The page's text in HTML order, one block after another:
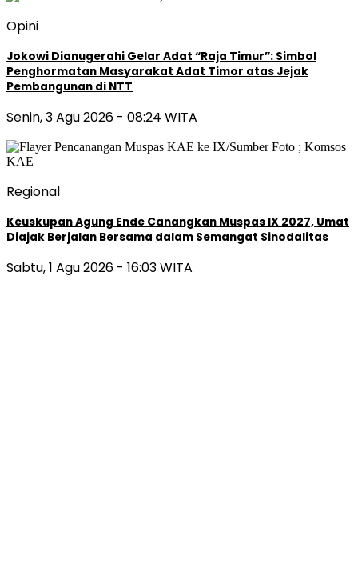
Opini
Jokowi Dianugerahi Gelar Adat “Raja Timur”: Simbol
Penghormatan Masyarakat Adat Timor atas Jejak
Pembangunan di NTT
Senin, 3 Agu 2026 - 08:24 WITA
Regional
Keuskupan Agung Ende Canangkan Muspas IX 2027, Umat
Diajak Berjalan Bersama dalam Semangat Sinodalitas
Sabtu, 1 Agu 2026 - 16:03 WITA